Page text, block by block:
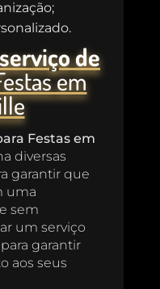
de
em
Festas em
diversas
garantir que
uma
sem
um serviço
garantir
aos seus